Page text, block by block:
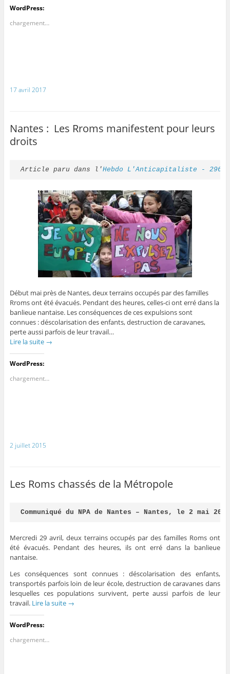
WordPress:
chargement…
17 avril 2017
Nantes : Les Rroms manifestent pour leurs
droits
Article paru dans l'Hebdo L'Anticapitaliste - 296
Début mai près de Nantes, deux terrains occupés par des familles
Rroms ont été évacués. Pendant des heures, celles-ci ont erré dans la
banlieue nantaise. Les conséquences de ces expulsions sont
connues : déscolarisation des enfants, destruction de caravanes,
perte aussi parfois de leur travail…
Lire la suite →
WordPress:
chargement…
2 juillet 2015
Les Roms chassés de la Métropole
Communiqué du NPA de Nantes – Nantes, le 2 mai 2015
Mercredi 29 avril, deux terrains occupés par des familles Roms ont
été évacués. Pendant des heures, ils ont erré dans la banlieue
nantaise.
Les conséquences sont connues : déscolarisation des enfants,
transportés parfois loin de leur école, destruction de caravanes dans
lesquelles ces populations survivent, perte aussi parfois de leur
travail. Lire la suite →
WordPress:
chargement…